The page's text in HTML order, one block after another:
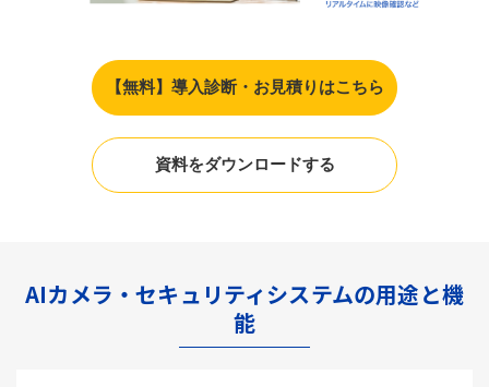
【無料】導入診断・お見積りはこちら
資料をダウンロードする
AIカメラ・セキュリティシステムの用途と機
能